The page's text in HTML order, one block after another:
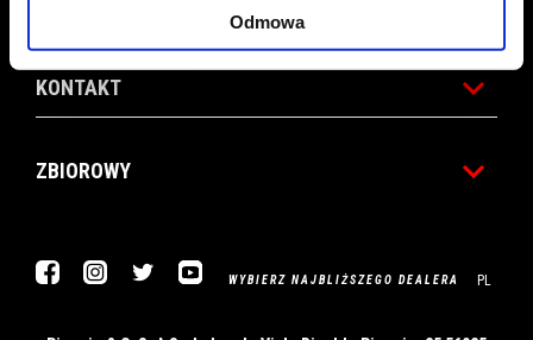
Odmowa
KONTAKT
ZBIOROWY
FacebookInstagram
Twitter YouTube
WYBIERZ NAJBLIŻSZEGO DEALERA PL